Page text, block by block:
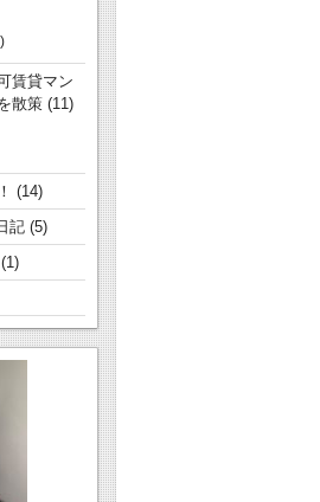
賃貸マン
散策 (11)
(14)
記 (5)
(1)